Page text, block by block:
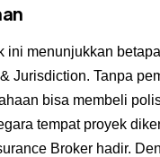
ini menunjukkan
Jurisdiction. Tanpa
bisa membeli
tempat proyek
Broker hadir.